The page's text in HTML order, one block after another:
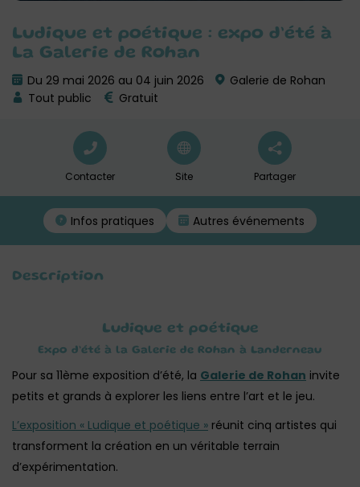
Ludique et poétique : expo d’été à
La Galerie de Rohan
Du 29 mai 2026 au 04 juin 2026
Galerie de Rohan
Tout public
Gratuit
Contacter Site Partager
Infos pratiques Autres événements
Description
Ludique et poétique
Expo d’été à la Galerie de Rohan à Landerneau
Pour sa 11ème exposition d’été, la Galerie de Rohan invite
petits et grands à explorer les liens entre l’art et le jeu.
L’exposition « Ludique et poétique » réunit cinq artistes qui
transforment la création en un véritable terrain
d’expérimentation.